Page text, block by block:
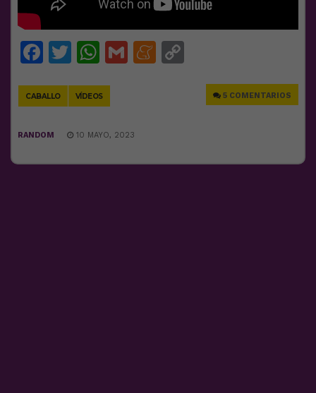
Facebook
Twitter
WhatsApp
GmailMeneame
CABALLO VÍDEOS 5 COMENTARIOS
RANDOM 10 MAYO, 2023